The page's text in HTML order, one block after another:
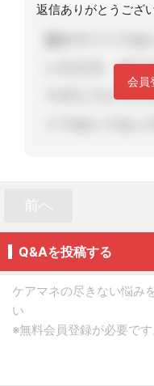
会員
前へ
Q&Aを投稿する